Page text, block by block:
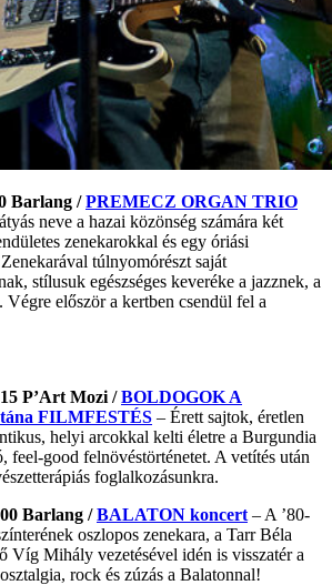
Barlang /PREMECZ ORGAN TRIO
neve a hazai közönség számára két
zenekarokkal és egy óriási
túlnyomórészt saját
stílusuk egészséges keveréke a jazznek, a
Végre először a kertben csendül fel a
P’Art Mozi /BOLDOGOK A
FILMFESTÉS – Érett sajtok, éretlen
helyi arcokkal kelti életre a Burgundia
feel-good felnövéstörténetet. A vetítés után
foglalkozásunkra.
Barlang /BALATON koncert – A ’80-
oszlopos zenekara, a Tarr Béla
Víg Mihály vezetésével idén is visszatér a
rock és zúzás a Balatonnal!